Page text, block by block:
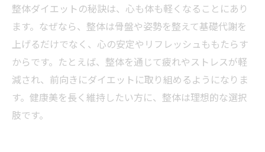
整体ダイエットの秘訣は、心も体も軽くなることにあり
ます。なぜなら、整体は骨盤や姿勢を整えて基礎代謝を
上げるだけでなく、心の安定やリフレッシュももたらす
からです。たとえば、整体を通じて疲れやストレスが軽
減され、前向きにダイエットに取り組めるようになりま
す。健康美を長く維持したい方に、整体は理想的な選択
肢です。